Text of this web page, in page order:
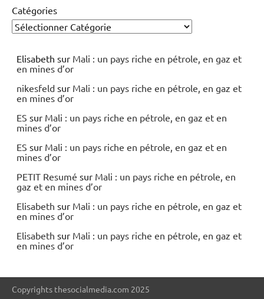
Catégories
Elisabeth sur Mali : un pays riche en pétrole, en gaz et
en mines d’or
nikesfeld sur Mali : un pays riche en pétrole, en gaz et
en mines d’or
ES sur Mali : un pays riche en pétrole, en gaz et en
mines d’or
ES sur Mali : un pays riche en pétrole, en gaz et en
mines d’or
PETIT Resumé sur Mali : un pays riche en pétrole, en
gaz et en mines d’or
Elisabeth sur Mali : un pays riche en pétrole, en gaz et
en mines d’or
Elisabeth sur Mali : un pays riche en pétrole, en gaz et
en mines d’or
Copyrights thesocialmedia.com 2025